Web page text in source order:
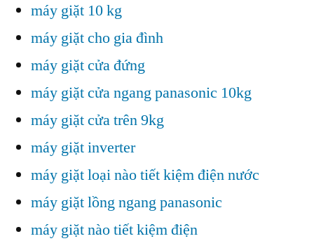
máy giặt 10 kg
máy giặt cho gia đình
máy giặt cửa đứng
máy giặt cửa ngang panasonic 10kg
máy giặt cửa trên 9kg
máy giặt inverter
máy giặt loại nào tiết kiệm điện nước
máy giặt lồng ngang panasonic
máy giặt nào tiết kiệm điện